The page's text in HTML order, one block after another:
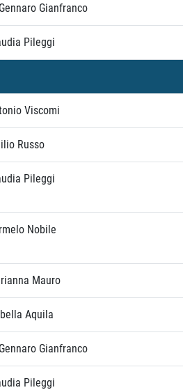
Gianfranco
Pileggi
Viscomi
Russo
Pileggi
Nobile
Mauro
Aquila
Gianfranco
Pileggi